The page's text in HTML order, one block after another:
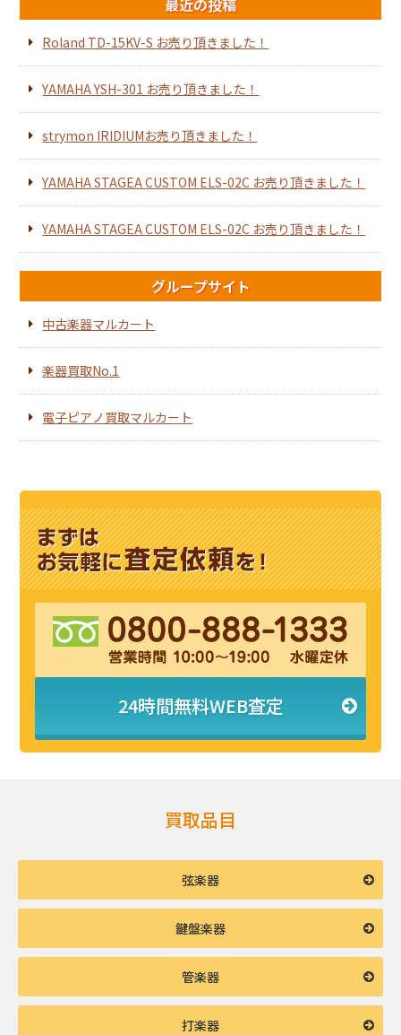
Roland TD-15KV-S お売り頂きました！
YAMAHA YSH-301 お売り頂きました！
strymon IRIDIUMお売り頂きました！
YAMAHA STAGEA CUSTOM ELS-02C お売り頂きました！
YAMAHA STAGEA CUSTOM ELS-02C お売り頂きました！
グループサイト
中古楽器マルカート
楽器買取No.1
電子ピアノ買取マルカート
24時間無料WEB査定
買取品目
弦楽器
鍵盤楽器
管楽器
打楽器